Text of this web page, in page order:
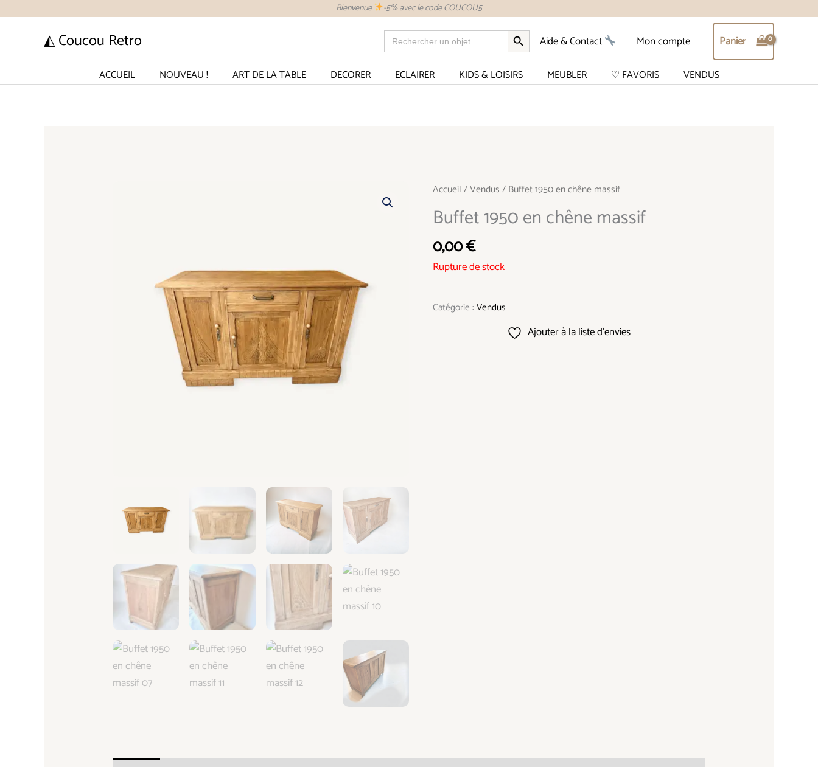
Bienvenue -5% avec le code COUCOU5
◭ Coucou Retro Search
for:
SEARCH BUTTON
Aide & Contact Mon compte Panier
ACCUEIL NOUVEAU ! ART DE LA TABLE DECORER ECLAIRER KIDS & LOISIRS MEUBLER ♡ FAVORIS VENDUS
Accueil /Vendus / Buffet 1950 en chêne massif
Buffet 1950 en chêne massif
0,00€
Rupture de stock
Catégorie : Vendus
Ajouter à la liste d’envies